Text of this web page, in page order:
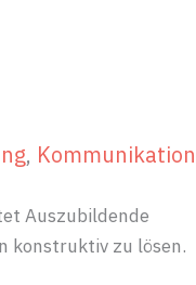
, Kommunikation
Auszubildende
konstruktiv zu lösen.